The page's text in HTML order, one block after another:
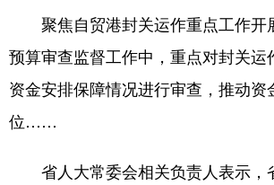
聚焦自贸港封关运作重点工作开
预算审查监督工作中，重点对封关运
资金安排保障情况进行审查，推动资
位……
省人大常委会相关负责人表示，